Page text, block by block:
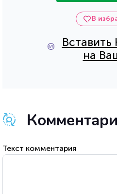
В
Вставить
на
Текст комментария